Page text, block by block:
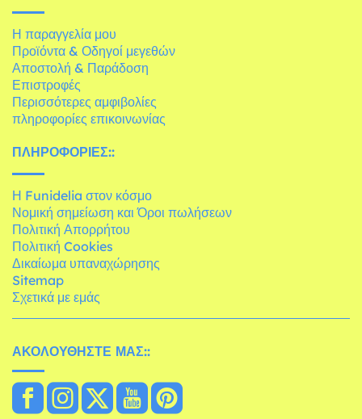
Η παραγγελία μου
Προϊόντα & Οδηγοί μεγεθών
Αποστολή & Παράδοση
Επιστροφές
Περισσότερες αμφιβολίες
πληροφορίες επικοινωνίας
ΠΛΗΡΟΦΟΡΊΕΣ::
Η Funidelia στον κόσμο
Νομική σημείωση και Όροι πωλήσεων
Πολιτική Απορρήτου
Πολιτική Cookies
Δικαίωμα υπαναχώρησης
Sitemap
Σχετικά με εμάς
ΑΚΟΛΟΥΘΉΣΤΕ ΜΑΣ::